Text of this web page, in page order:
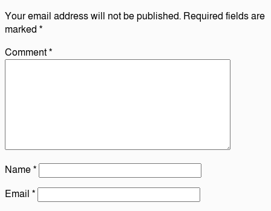
Your email address will not be published. Required fields are
marked *
Comment*
Name*
Email *